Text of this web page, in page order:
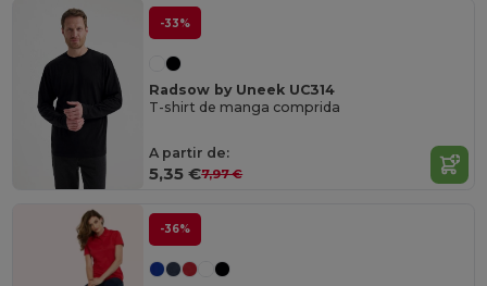
-33%
Radsow by Uneek UC314
T-shirt de manga comprida
A partir de:
5,35 €7,97 €
-36%